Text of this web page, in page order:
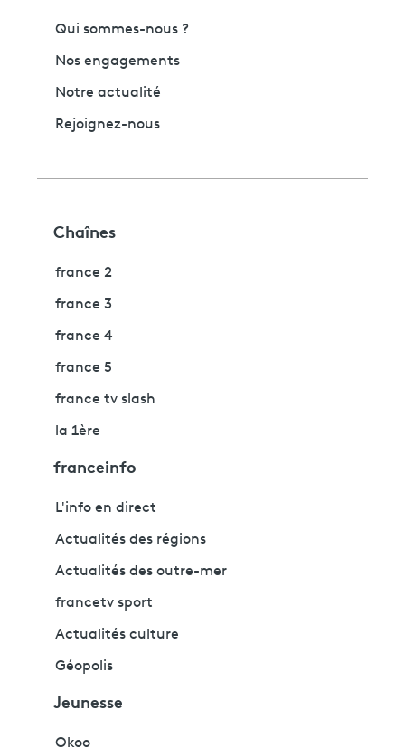
Qui sommes-nous ?
Nos engagements
Notre actualité
Rejoignez-nous
Chaînes
france 2
france 3
france 4
france 5
france tv slash
la 1ère
franceinfo
L'info en direct
Actualités des régions
Actualités des outre-mer
francetv sport
Actualités culture
Géopolis
Jeunesse
Okoo